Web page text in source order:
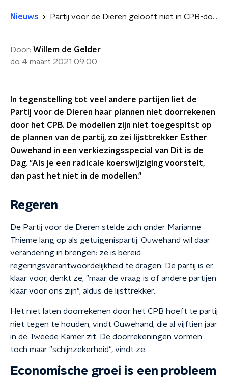
Nieuws Partij voor de Dieren gelooft niet in CPB-doorrekening: 'Schijnzekerheid'
Door: Willem de Gelder
do 4 maart 2021 09:00
In tegenstelling tot veel andere partijen liet de
Partij voor de Dieren haar plannen niet doorrekenen
door het CPB. De modellen zijn niet toegespitst op
de plannen van de partij, zo zei lijsttrekker Esther
Ouwehand in een verkiezingsspecial van Dit is de
Dag. "Als je een radicale koerswijziging voorstelt,
dan past het niet in de modellen."
Regeren
De Partij voor de Dieren stelde zich onder Marianne
Thieme lang op als getuigenispartij. Ouwehand wil daar
verandering in brengen: ze is bereid
regeringsverantwoordelijkheid te dragen. De partij is er
klaar voor, denkt ze, "maar de vraag is of andere partijen
klaar voor ons zijn", aldus de lijsttrekker.
Het niet laten doorrekenen door het CPB hoeft te partij
niet tegen te houden, vindt Ouwehand, die al vijftien jaar
in de Tweede Kamer zit. De doorrekeningen vormen
toch maar "schijnzekerheid", vindt ze.
Economische groei is een probleem